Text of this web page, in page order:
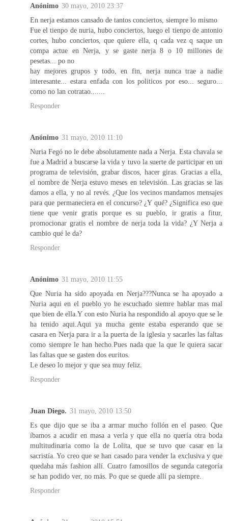
Anónimo 30 mayo, 2010 23:37
En nerja estamos cansado de tantos conciertos, siempre lo mismo
Fue el tienpo de nuria, hubo conciertos, luego el tienpo de antonio
cortes, hubo conciertos, que quiere ella, q cada vez q saque un
compa actue en Nerja, y se gaste nerja 8 o 10 millones de
pesetas... po no
hay mejores grupos y todo, en fin, nerja nunca trae a nadie
interesante... estara enfada con los politicos por eso... seguro...
como no lan cotratao.......
Responder
Anónimo 31 mayo, 2010 11:10
Nuria Fegó no le debe absolutamente nada a Nerja. Esta chavala se
fue a Madrid a buscarse la vida y tuvo la suerte de participar en un
programa de televisión, grabar discos, hacer giras. Gracias a ella,
el nombre de Nerja estuvo meses en televisión. Las gracias se las
damos a ella, y no al revés. ¿Que los vecinos mandamos mensajes
para que permaneciera en el concurso? ¿Y qué? ¿Significa eso que
tiene que venir gratis porque es su pueblo, ir gratis a fitur,
promocionar gratis el nombre de nerja toda la vida? ¿Y Nerja a
cambio qué le da?
Responder
Anónimo 31 mayo, 2010 11:55
Que Nuria ha sido apoyada en Nerja???Nunca se ha apoyado a
Nuria aqui en el pueblo yo he escuchado siemre hablar mas mal
que bien de ella.Y con esto Nuria ha respondido al apoyo que se le
ha tenido aqui.Aqui ya mucha gente estaba esperando que se
casara en Nerja para ir a la puerta de la iglesia y sacarles las faltas
como siempre le han hecho.Pues nada que la que le quiera sacar
las faltas que se gasten dos euritos.
Le deseo lo mejor y que sea muy feliz.
Responder
Juan Diego. 31 mayo, 2010 13:50
Es que dijo que se iba a armar mucho follón en el paseo. Que
íbamos a acudir en masa a verla y que ella no quería otra boda
multitudinaria como la de Lolita, que se tuvo que casar en la
sacristía. Yo creo que se han casado para vender la exclusiva y que
quedaba más fashion allí. Cuatro famosillos de segunda categoría
se han podido ver, no más. Po que se quede allí pa siempre.
Responder